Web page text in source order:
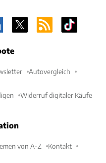
Autovergleich
Widerruf digitaler Käufe
von A-Z Kontakt